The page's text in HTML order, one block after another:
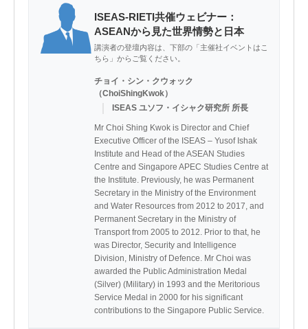
ISEAS-RIETI共催ウェビナー：
ASEANから見た世界情勢と日本
講演者の登壇内容は、下部の「主催社イベントはこ
ちら」からご覧ください。
チョイ・シン・クウォック
（ChoiShingKwok）
ISEAS ユソフ・イシャク研究所 所長
Mr Choi Shing Kwok is Director and Chief
Executive Officer of the ISEAS – Yusof Ishak
Institute and Head of the ASEAN Studies
Centre and Singapore APEC Studies Centre at
the Institute. Previously, he was Permanent
Secretary in the Ministry of the Environment
and Water Resources from 2012 to 2017, and
Permanent Secretary in the Ministry of
Transport from 2005 to 2012. Prior to that, he
was Director, Security and Intelligence
Division, Ministry of Defence. Mr Choi was
awarded the Public Administration Medal
(Silver) (Military) in 1993 and the Meritorious
Service Medal in 2000 for his significant
contributions to the Singapore Public Service.